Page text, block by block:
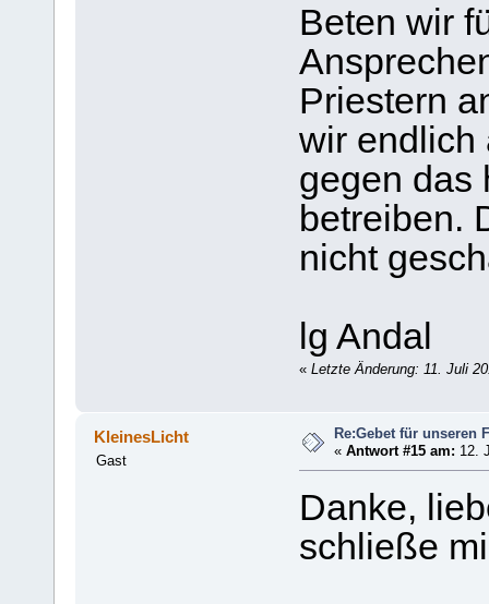
Beten wir
Priestern
wir endlich
gegen das
betreiben.
nicht
lg Andal
« Letzte Änderung: 11. Juli
KleinesLicht
Gast
Re:Gebet für unseren
«Antwort #15 am: 12.
Danke,
schließe